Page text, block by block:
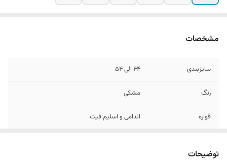
مشخصات
سایزبندی ۴۴ الی ۵۴
رنگ مشکی
قواره اندامی و اسلیم فیت
توضیحات